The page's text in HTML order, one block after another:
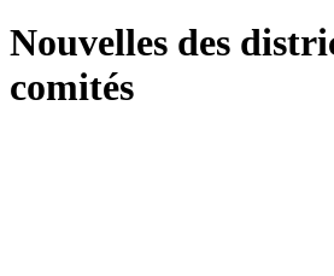
Nouvelles des
comités